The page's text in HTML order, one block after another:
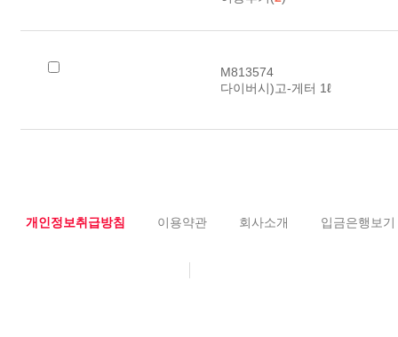
M813574
다이버시)고-게터 1ℓ
개인정보취급방침 이용약관 회사소개 입금은행보기